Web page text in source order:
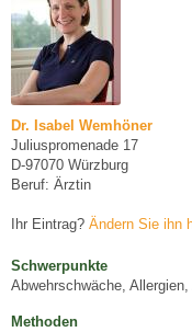
Dr. Isabel Wemhöner
Juliuspromenade 17
D-97070 Würzburg
Beruf: Ärztin
Ihr Eintrag? Ändern Sie ihn
Schwerpunkte
Abwehrschwäche,
Methoden